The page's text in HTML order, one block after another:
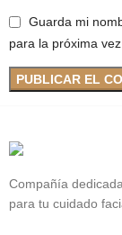
Guarda mi
para la próxima
Compañía
para tu cuidado